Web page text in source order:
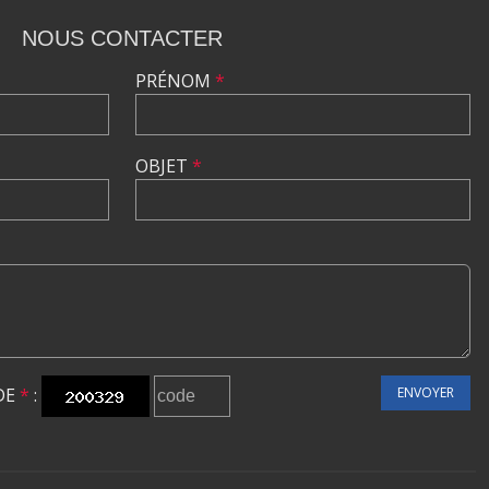
NOUS CONTACTER
PRÉNOM *
OBJET *
* : ENVOYER